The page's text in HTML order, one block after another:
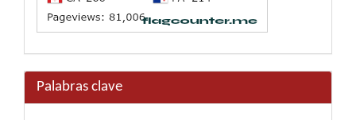
Palabras clave